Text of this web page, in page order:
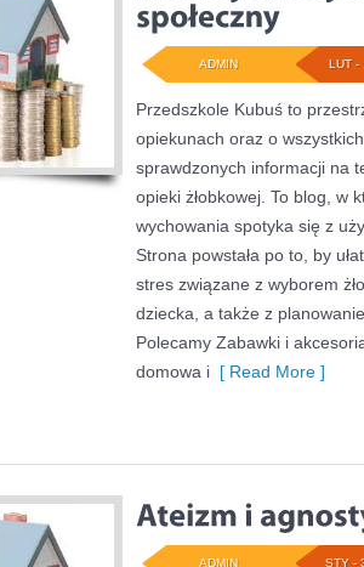
LUT -
ADMIN
Przedszkole Kubuś to
opiekunach oraz o
sprawdzonych informacji na
opieki żłobkowej. To blog, w
wychowania spotyka się z
Strona powstała po to, by
stres związane z wyborem
dziecka, a także z
Polecamy Zabawki i
domowa i [ Read More ]
STY -
ADMIN